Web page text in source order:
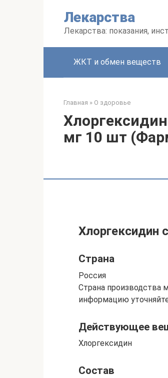
Лекарства
Лекарства: показания,
ЖКТ и обмен веществ
Главная » О здоровье
мг 10 шт
Хлоргексидин
Страна
Россия
Страна производства
информацию
Действующее
Хлоргексидин
Состав